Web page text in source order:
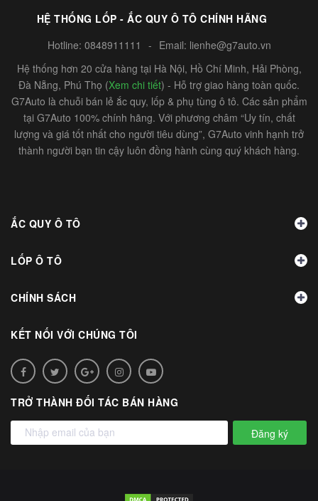
HỆ THỐNG LỐP - ẮC QUY Ô TÔ CHÍNH HÃNG
Hotline: 0848911111 - Email: lienhe@g7auto.vn
Hệ thống hơn 20 cửa hàng tại Hà Nội, Hồ Chí Minh, Hải Phòng,
Đà Nẵng, Phú Thọ (Xem chi tiết) - Hỗ trợ giao hàng toàn quốc.
G7Auto là chuỗi bán lẻ ắc quy, lốp & phụ tùng ô tô. Các sản phẩm
tại G7Auto 100% chính hãng. Với phương châm “Uy tín, chất
lượng và giá tốt nhất cho người tiêu dùng”, G7Auto vinh hạnh trở
thành người bạn tin cậy luôn đồng hành cùng quý khách hàng.
ẮC QUY Ô TÔ
LỐP Ô TÔ
CHÍNH SÁCH
KẾT NỐI VỚI CHÚNG TÔI
TRỞ THÀNH ĐỐI TÁC BÁN HÀNG
Đăng ký